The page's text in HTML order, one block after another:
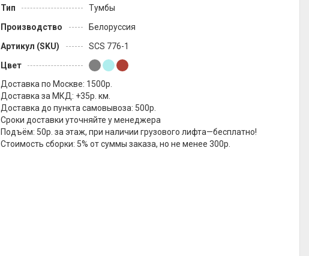
Тип
Тумбы
Производство
Белоруссия
Артикул (SKU)
SCS 776-1
Цвет
Доставка по Москве: 1500р.
Доставка за МКД: +35р. км.
Доставка до пункта самовывоза: 500р.
Сроки доставки уточняйте у менеджера
Подъём: 50р. за этаж, при наличии грузового лифта—бесплатно!
Стоимость сборки: 5% от суммы заказа, но не менее 300р.